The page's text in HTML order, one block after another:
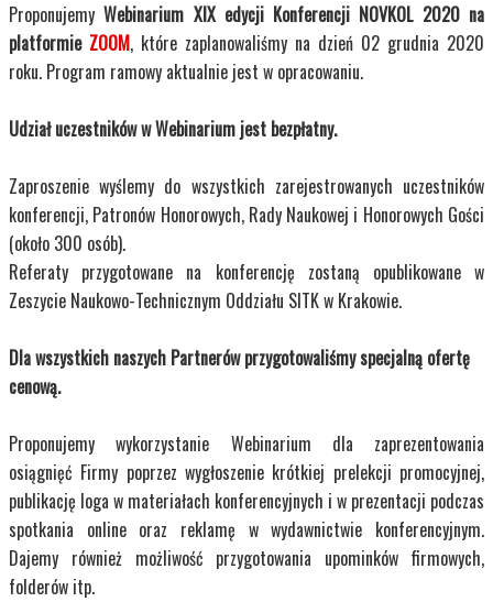
ProponujemyWebinarium XIX edycji Konferencji NOVKOL 2020 na
platformie ZOOM, które zaplanowaliśmy na dzień 02 grudnia 2020
roku. Program ramowy aktualnie jest w opracowaniu.
Udział uczestników w Webinarium jest bezpłatny.
Zaproszenie wyślemy do wszystkich zarejestrowanych uczestników
konferencji, Patronów Honorowych, Rady Naukowej i Honorowych Gości
(około 300 osób).
Referaty przygotowane na konferencję zostaną opublikowane w
Zeszycie Naukowo-Technicznym Oddziału SITK w Krakowie.
Dla wszystkich naszych Partnerów przygotowaliśmy specjalną ofertę
cenową.
Proponujemy wykorzystanie Webinarium dla zaprezentowania
osiągnięć Firmy poprzez wygłoszenie krótkiej prelekcji promocyjnej,
publikację loga w materiałach konferencyjnych i w prezentacji podczas
spotkania online oraz reklamę w wydawnictwie konferencyjnym.
Dajemy również możliwość przygotowania upominków firmowych,
folderów itp.